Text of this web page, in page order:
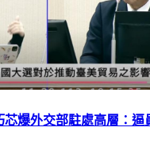
爆外交部駐處高層：逼